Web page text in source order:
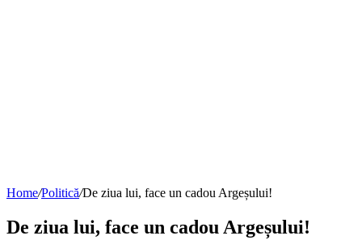
Home/Politică/De ziua lui, face un cadou Argeșului!
De ziua lui, face un cadou Argeșului!